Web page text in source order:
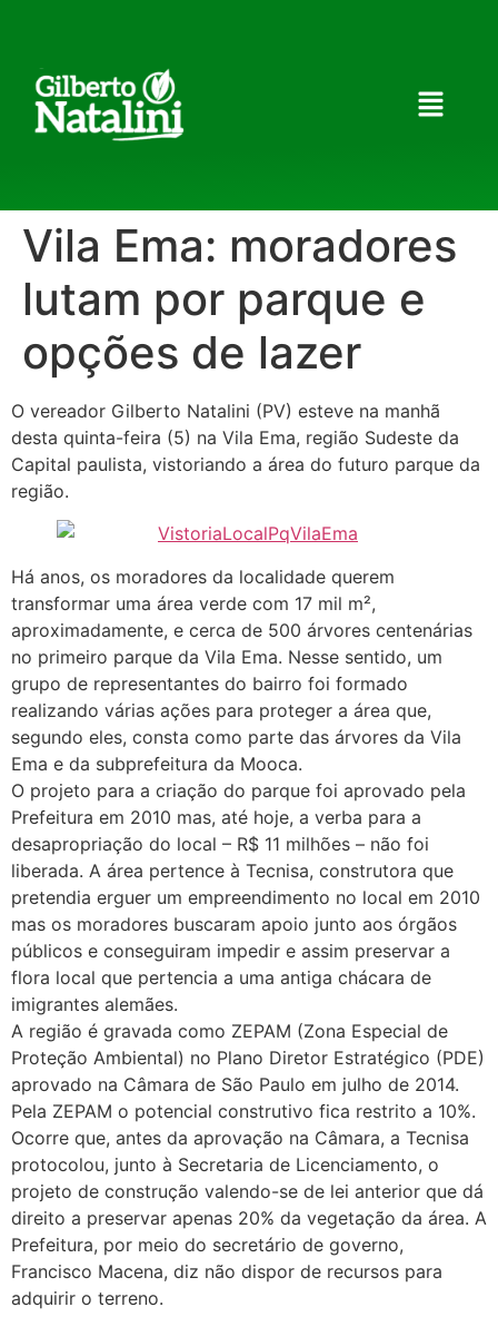
Vila Ema: moradores
lutam por parque e
opções de lazer
O vereador Gilberto Natalini (PV) esteve na manhã
desta quinta-feira (5) na Vila Ema, região Sudeste da
Capital paulista, vistoriando a área do futuro parque da
região.
Há anos, os moradores da localidade querem
transformar uma área verde com 17 mil m²,
aproximadamente, e cerca de 500 árvores centenárias
no primeiro parque da Vila Ema. Nesse sentido, um
grupo de representantes do bairro foi formado
realizando várias ações para proteger a área que,
segundo eles, consta como parte das árvores da Vila
Ema e da subprefeitura da Mooca.
O projeto para a criação do parque foi aprovado pela
Prefeitura em 2010 mas, até hoje, a verba para a
desapropriação do local – R$ 11 milhões – não foi
liberada. A área pertence à Tecnisa, construtora que
pretendia erguer um empreendimento no local em 2010
mas os moradores buscaram apoio junto aos órgãos
públicos e conseguiram impedir e assim preservar a
flora local que pertencia a uma antiga chácara de
imigrantes alemães.
A região é gravada como ZEPAM (Zona Especial de
Proteção Ambiental) no Plano Diretor Estratégico (PDE)
aprovado na Câmara de São Paulo em julho de 2014.
Pela ZEPAM o potencial construtivo fica restrito a 10%.
Ocorre que, antes da aprovação na Câmara, a Tecnisa
protocolou, junto à Secretaria de Licenciamento, o
projeto de construção valendo-se de lei anterior que dá
direito a preservar apenas 20% da vegetação da área. A
Prefeitura, por meio do secretário de governo,
Francisco Macena, diz não dispor de recursos para
adquirir o terreno.